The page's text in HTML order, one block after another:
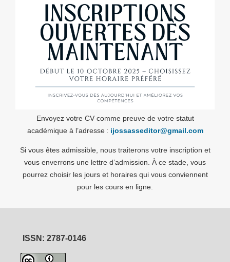
Envoyez votre CV comme preuve de votre statut
académique à l’adresse : ijossasseditor@gmail.com
Si vous êtes admissible, nous traiterons votre inscription et
vous enverrons une lettre d’admission. À ce stade, vous
pourrez choisir les jours et horaires qui vous conviennent
pour les cours en ligne.
ISSN: 2787-0146